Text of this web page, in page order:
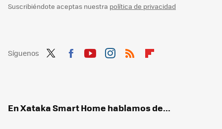
Suscribiéndote aceptas nuestra política de privacidad
Síguenos
En Xataka Smart Home hablamos de...